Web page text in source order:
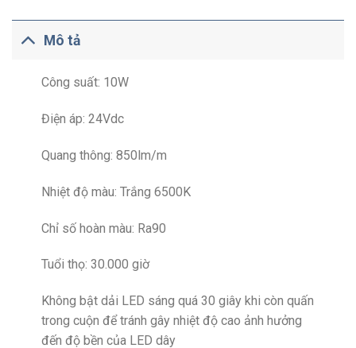
Mô tả
Công suất: 10W
Điện áp: 24Vdc
Quang thông: 850lm/m
Nhiệt độ màu: Trắng 6500K
Chỉ số hoàn màu: Ra90
Tuổi thọ: 30.000 giờ
Không bật dải LED sáng quá 30 giây khi còn quấn
trong cuộn để tránh gây nhiệt độ cao ảnh hưởng
đến độ bền của LED dây